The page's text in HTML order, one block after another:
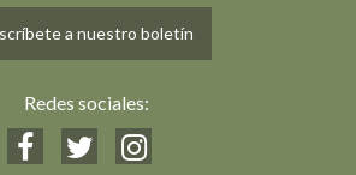
a nuestro boletín
Redes sociales: